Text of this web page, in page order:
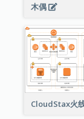
木偶
CloudStax火